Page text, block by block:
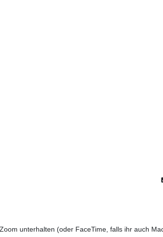
unterhalten (oder FaceTime, falls ihr auch